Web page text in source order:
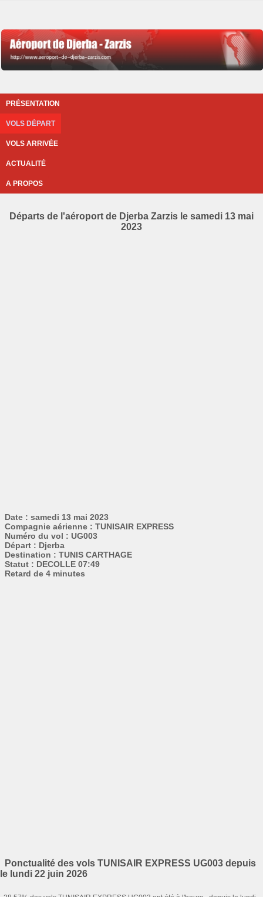
PRÉSENTATION
VOLS DÉPART
VOLS ARRIVÉE
ACTUALITÉ
A PROPOS
Départs de l'aéroport de Djerba Zarzis le samedi 13 mai
2023
Date : samedi 13 mai 2023
Compagnie aérienne : TUNISAIR EXPRESS
Numéro du vol : UG003
Départ : Djerba
Destination : TUNIS CARTHAGE
Statut : DECOLLE 07:49
Retard de 4 minutes
Ponctualité des vols TUNISAIR EXPRESS UG003 depuis
le lundi 22 juin 2026